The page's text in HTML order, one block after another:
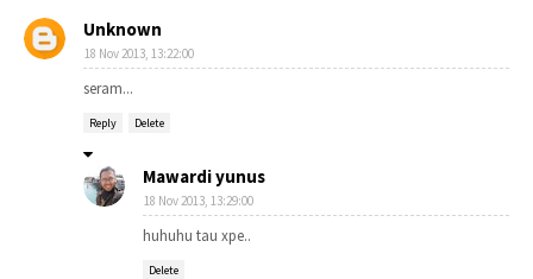
Unknown
18 Nov 2013, 13:22:00
seram...
Reply Delete
Mawardi yunus
18 Nov 2013, 13:29:00
huhuhu tau xpe..
Delete